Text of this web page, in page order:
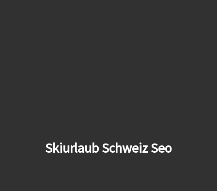
Skiurlaub Schweiz Seo